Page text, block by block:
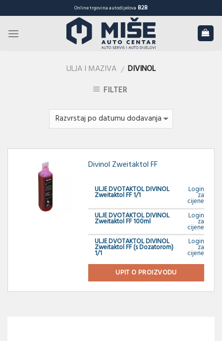
to
content
Online trgovina autodijelova B2B
ULJA I MAZIVA / DIVINOL
FILTER
Divinol Zweitaktol FF
ULJE DVOTAKTOL DIVINOL
Zweitaktol FF 1/1
Login
za
cijene
ULJE DVOTAKTOL DIVINOL
Zweitaktol FF 100ml
Login
za
cijene
ULJE DVOTAKTOL DIVINOL
Zweitaktol FF (s Dozatorom)
1/1
Login
za
cijene
UPIT O PROIZVODU